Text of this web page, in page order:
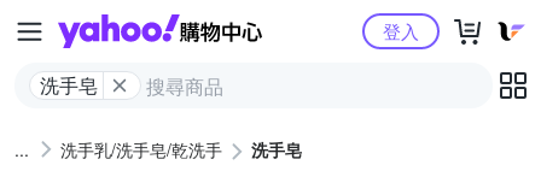
Yahoo購物中心
洗手皂
登入
洗手乳/洗手皂/乾洗手 洗手皂